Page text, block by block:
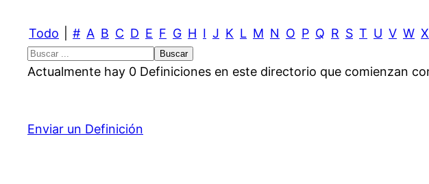
Todo # A B C D E F G H I J K L M N O P Q R S T U V W X
Actualmente hay 0 Definiciones en este directorio que comienzan
Enviar un Definición